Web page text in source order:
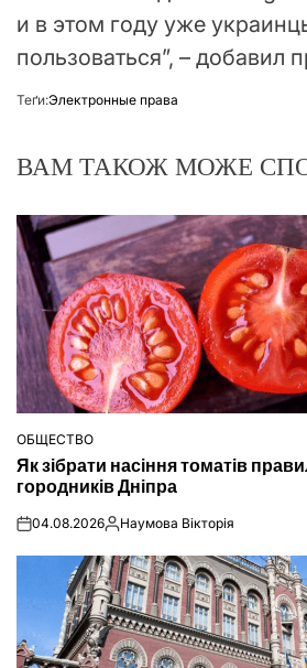
и в этом году уже
пользоваться”, – добавил
Теґи:Электронные права
ВАМ ТАКОЖ МОЖЕ
ОПУБЛІКУВАТИ
У
ОБЩЕСТВО
Як зібрати насіння томатів
городників Дніпра
on04.08.2026Опубліковано
Наумова Вікторія